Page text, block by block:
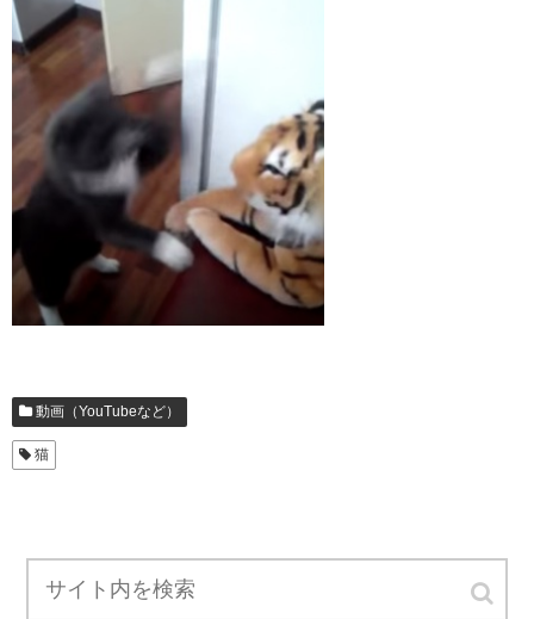
動画（YouTubeなど）
猫